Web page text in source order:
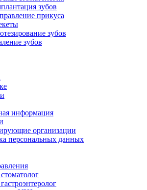
зубов
прикуса
зубов
зубов
информация
организации
персональных данных